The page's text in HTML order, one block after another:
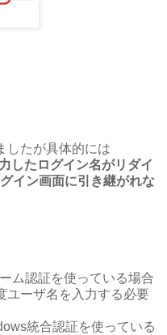
したが具体的には
したログイン名がリダイ
イン画面に引き継がれな
ム認証を使っている場合
ユーザ名を入力する必要
統合認証を使っている